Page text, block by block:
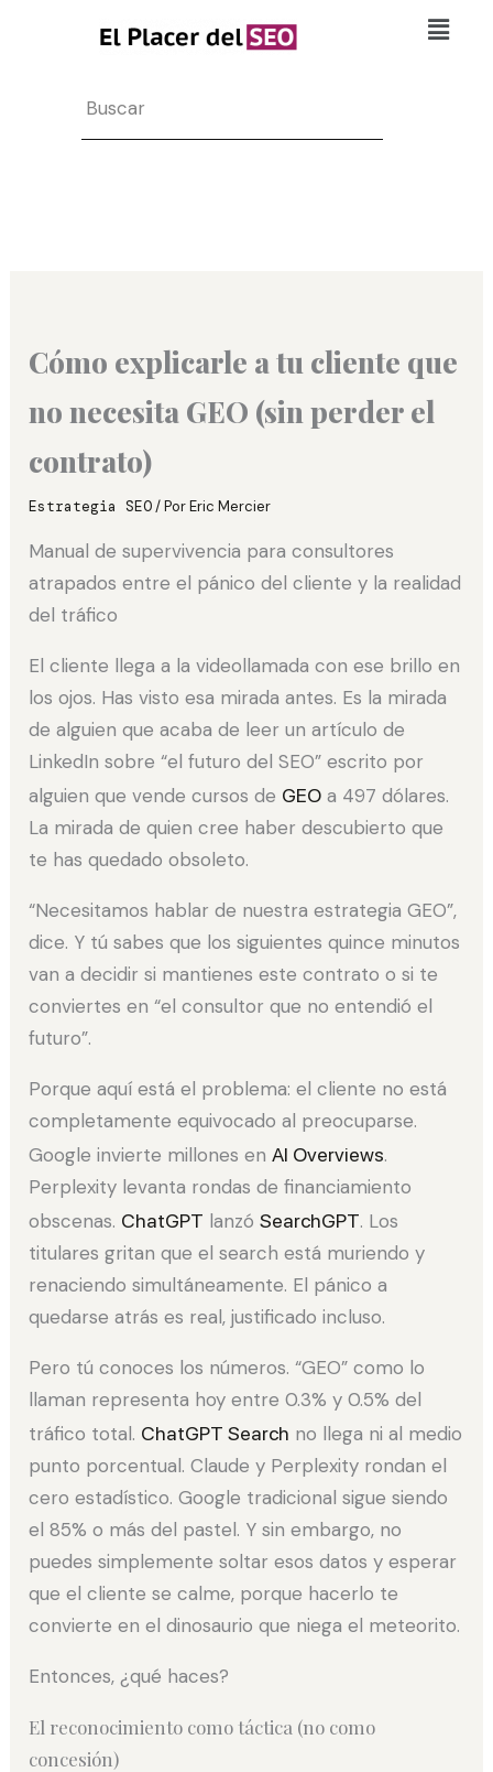
Cómo explicarle a tu cliente que
no necesita GEO (sin perder el
contrato)
Estrategia SEO/ PorEric Mercier
Manual de supervivencia para consultores
atrapados entre el pánico del cliente y la realidad
del tráfico
El cliente llega a la videollamada con ese brillo en
los ojos. Has visto esa mirada antes. Es la mirada
de alguien que acaba de leer un artículo de
LinkedIn sobre “el futuro del SEO” escrito por
alguien que vende cursos de GEO a 497 dólares.
La mirada de quien cree haber descubierto que
te has quedado obsoleto.
“Necesitamos hablar de nuestra estrategia GEO”,
dice. Y tú sabes que los siguientes quince minutos
van a decidir si mantienes este contrato o si te
conviertes en “el consultor que no entendió el
futuro”.
Porque aquí está el problema: el cliente no está
completamente equivocado al preocuparse.
Google invierte millones enAI Overviews.
Perplexity levanta rondas de financiamiento
obscenas. ChatGPT lanzóSearchGPT. Los
titulares gritan que el search está muriendo y
renaciendo simultáneamente. El pánico a
quedarse atrás es real, justificado incluso.
Pero tú conoces los números. “GEO” como lo
llaman representa hoy entre 0.3% y 0.5% del
tráfico total. ChatGPT Search no llega ni al medio
punto porcentual. Claude y Perplexity rondan el
cero estadístico. Google tradicional sigue siendo
el 85% o más del pastel. Y sin embargo, no
puedes simplemente soltar esos datos y esperar
que el cliente se calme, porque hacerlo te
convierte en el dinosaurio que niega el meteorito.
Entonces, ¿qué haces?
El reconocimiento como táctica (no como
concesión)